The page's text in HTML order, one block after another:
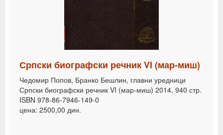
Српски биографски речник VI (мар-миш)
Чедомир Попов, Бранко Бешлин, главни уредници
Српски биографски речник VI (мар-миш) 2014, 940 стр.
ISBN 978-86-7946-149-0
цена: 2500,00 дин.